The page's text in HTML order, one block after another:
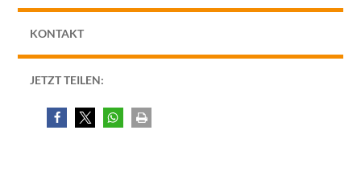
KONTAKT
JETZT TEILEN: